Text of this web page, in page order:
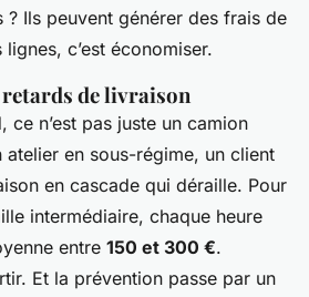
? Ils peuvent générer des frais de
c’est économiser.
retards de livraison
ce n’est pas juste un camion
atelier en sous-régime, un client
en cascade qui déraille. Pour
intermédiaire, chaque heure
entre 150 et 300 €.
Et la prévention passe par un